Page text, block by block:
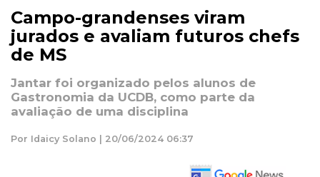
Campo-grandenses viram
jurados e avaliam futuros chefs
de MS
Jantar foi organizado pelos alunos de
Gastronomia da UCDB, como parte da
avaliação de uma disciplina
Por Idaicy Solano | 20/06/2024 06:37